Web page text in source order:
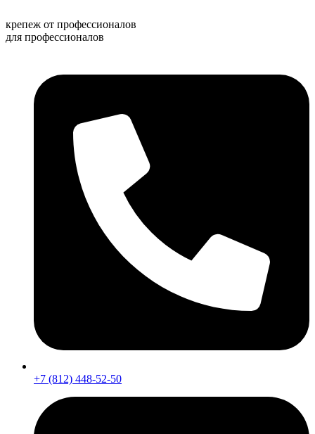
к
содержимому
крепеж от профессионалов
для профессионалов
+7 (812) 448-52-50